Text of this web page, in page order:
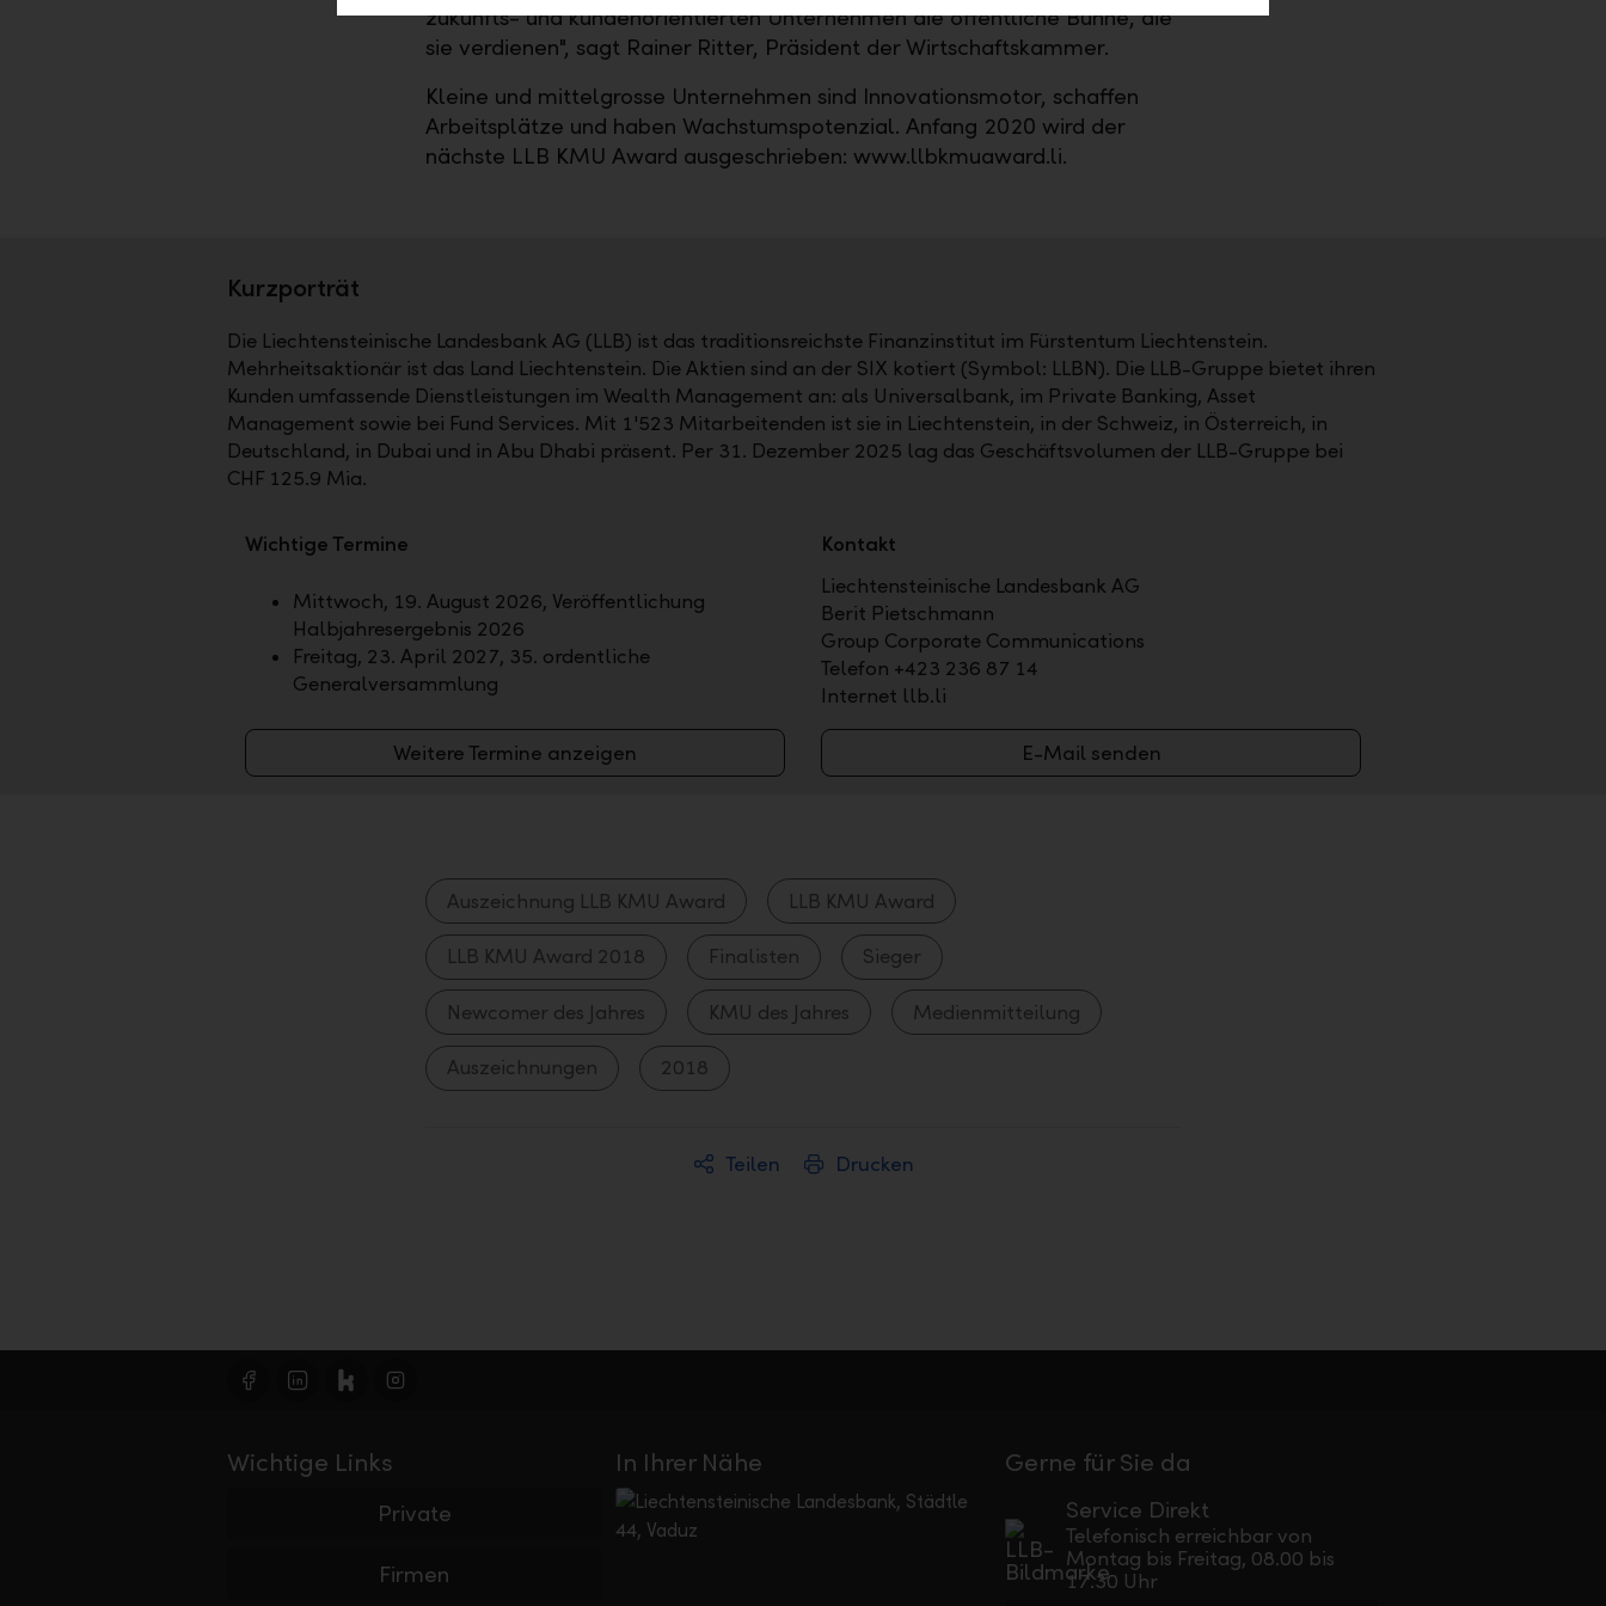
zukunfts- und kundenorientierten Unternehmen die öffentliche Bühne, die
sie verdienen", sagt Rainer Ritter, Präsident der Wirtschaftskammer.
Kleine und mittelgrosse Unternehmen sind Innovationsmotor, schaffen
Arbeitsplätze und haben Wachstumspotenzial. Anfang 2020 wird der
nächste LLB KMU Award ausgeschrieben: www.llbkmuaward.li.
Kurzporträt
Die Liechtensteinische Landesbank AG (LLB) ist das traditionsreichste Finanzinstitut im Fürstentum Liechtenstein.
Mehrheitsaktionär ist das Land Liechtenstein. Die Aktien sind an der SIX kotiert (Symbol: LLBN). Die LLB-Gruppe bietet ihren
Kunden umfassende Dienstleistungen im Wealth Management an: als Universalbank, im Private Banking, Asset
Management sowie bei Fund Services. Mit 1'523 Mitarbeitenden ist sie in Liechtenstein, in der Schweiz, in Österreich, in
Deutschland, in Dubai und in Abu Dhabi präsent. Per 31. Dezember 2025 lag das Geschäftsvolumen der LLB-Gruppe bei
CHF 125.9 Mia.
Wichtige Termine
Mittwoch, 19. August 2026, Veröffentlichung
Halbjahresergebnis 2026
Freitag, 23. April 2027, 35. ordentliche
Generalversammlung
Weitere Termine anzeigen
Kontakt
Liechtensteinische Landesbank AG
Berit Pietschmann
Group Corporate Communications
Telefon +423 236 87 14
Internet llb.li
E-Mail senden
Auszeichnung LLB KMU Award LLB KMU Award
LLB KMU Award 2018 Finalisten Sieger
Newcomer des Jahres KMU des Jahres Medienmitteilung
Auszeichnungen 2018
Teilen Drucken
Gerne für Sie da
Service Direkt
Telefonisch erreichbar von
Montag bis Freitag, 08.00 bis
17.30 Uhr
In Ihrer Nähe
Wichtige Links
Private
Firmen